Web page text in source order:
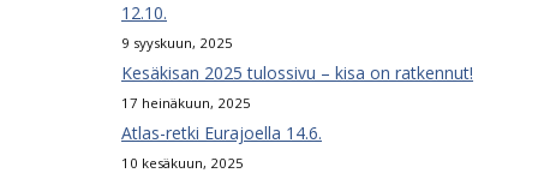
12.10.
9 syyskuun, 2025
Kesäkisan 2025 tulossivu – kisa on ratkennut!
17 heinäkuun, 2025
Atlas-retki Eurajoella 14.6.
10 kesäkuun, 2025